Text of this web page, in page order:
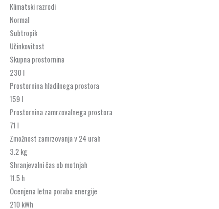
Klimatski razredi
Normal
Subtropik
Učinkovitost
Skupna prostornina
230 l
Prostornina hladilnega prostora
159 l
Prostornina zamrzovalnega prostora
71 l
Zmožnost zamrzovanja v 24 urah
3.2 kg
Shranjevalni čas ob motnjah
11.5 h
Ocenjena letna poraba energije
210 kWh